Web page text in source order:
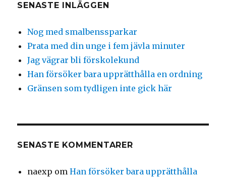
SENASTE INLÄGGEN
Nog med smalbenssparkar
Prata med din unge i fem jävla minuter
Jag vägrar bli förskolekund
Han försöker bara upprätthålla en ordning
Gränsen som tydligen inte gick här
SENASTE KOMMENTARER
naexp omHan försöker bara upprätthålla